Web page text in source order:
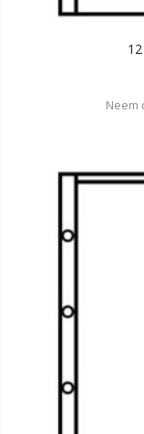
Neem